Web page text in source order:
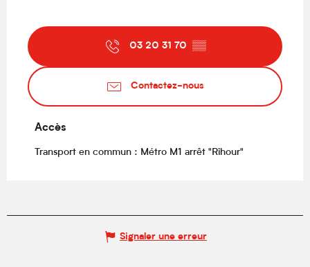
03 20 31 70 ▒▒
Contactez-nous
Accès
Accès
Transport en commun : Métro M1 arrêt "Rihour"
Signaler une erreur